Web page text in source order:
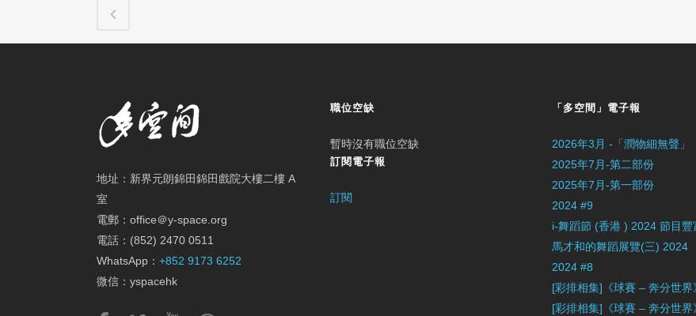
地址：新界元朗錦田錦田戲院大樓二樓 A
室
電郵：office＠y-space.org
電話：(852) 2470 0511
WhatsApp： +852 9173 6252
微信：yspacehk
職位空缺
暫時沒有職位空缺
訂閱電子報
訂閱
「多空間」電子報
2026年3月 -「潤物細無聲」
2025年7月-第二部份
2025年7月-第一部份
2024 #9
i-舞蹈節 (香港 ) 2024 節目
馬才和的舞蹈展覽(三) 2024
2024 #8
[彩排相集]《球賽 – 奔分世
[彩排相集]《球賽 – 奔分世